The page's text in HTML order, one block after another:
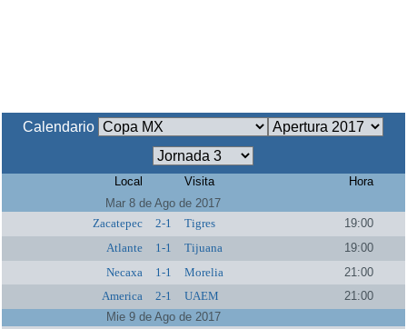
Calendario
Local Visita
Hora
Mar 8 de Ago de 2017
Zacatepec
2-1 Tigres
19:00
Atlante
1-1 Tijuana
19:00
Necaxa
1-1 Morelia
21:00
America
2-1 UAEM
21:00
Mie 9 de Ago de 2017